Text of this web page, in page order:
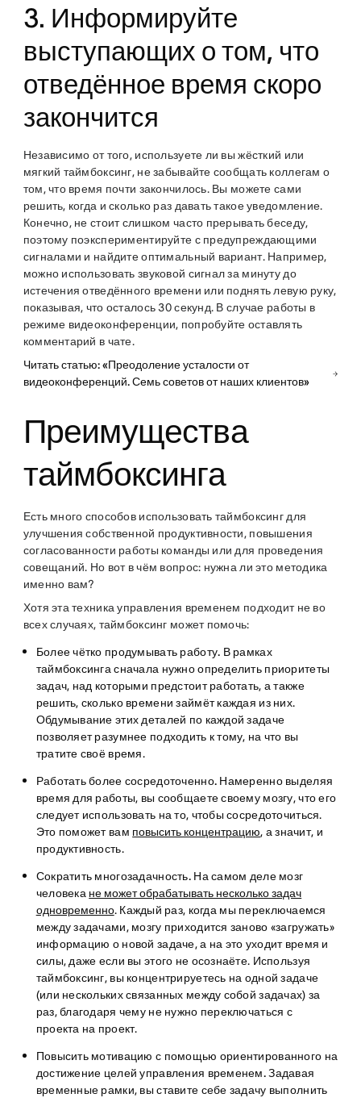
3. Информируйте
выступающих о том, что
отведённое время скоро
закончится
Независимо от того, используете ли вы жёсткий или
мягкий таймбоксинг, не забывайте сообщать коллегам о
том, что время почти закончилось. Вы можете сами
решить, когда и сколько раз давать такое уведомление.
Конечно, не стоит слишком часто прерывать беседу,
поэтому поэкспериментируйте с предупреждающими
сигналами и найдите оптимальный вариант. Например,
можно использовать звуковой сигнал за минуту до
истечения отведённого времени или поднять левую руку,
показывая, что осталось 30 секунд. В случае работы в
режиме видеоконференции, попробуйте оставлять
комментарий в чате.
Читать статью: «Преодоление усталости от
видеоконференций. Семь советов от наших клиентов»
Преимущества
таймбоксинга
Есть много способов использовать таймбоксинг для
улучшения собственной продуктивности, повышения
согласованности работы команды или для проведения
совещаний. Но вот в чём вопрос: нужна ли это методика
именно вам?
Хотя эта техника управления временем подходит не во
всех случаях, таймбоксинг может помочь:
Более чётко продумывать работу. В рамках
таймбоксинга сначала нужно определить приоритеты
задач, над которыми предстоит работать, а также
решить, сколько времени займёт каждая из них.
Обдумывание этих деталей по каждой задаче
позволяет разумнее подходить к тому, на что вы
тратите своё время.
Работать более сосредоточенно. Намеренно выделяя
время для работы, вы сообщаете своему мозгу, что его
следует использовать на то, чтобы сосредоточиться.
Это поможет вам повысить концентрацию, а значит, и
продуктивность.
Сократить многозадачность.На самом деле мозг
человека не может обрабатывать несколько задач
одновременно. Каждый раз, когда мы переключаемся
между задачами, мозгу приходится заново «загружать»
информацию о новой задаче, а на это уходит время и
силы, даже если вы этого не осознаёте. Используя
таймбоксинг, вы концентрируетесь на одной задаче
(или нескольких связанных между собой задачах) за
раз, благодаря чему не нужно переключаться с
проекта на проект.
Повысить мотивацию с помощью ориентированного на
достижение целей управления временем.Задавая
временные рамки, вы ставите себе задачу выполнить